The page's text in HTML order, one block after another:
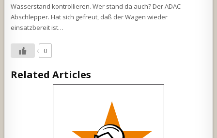
Wasserstand kontrollieren. Wer stand da auch? Der ADAC
Abschlepper. Hat sich gefreut, daß der Wagen wieder
einsatzbereit ist…
0
Related Articles